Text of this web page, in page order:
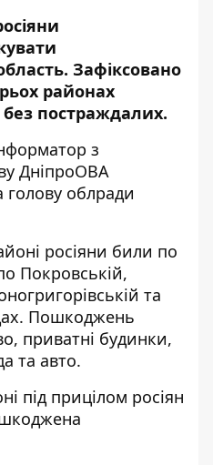
Зафіксовано
районах
без постраждалих.
з
ДніпроОВА
голову облради
росіяни били по
Покровській,
та
Пошкоджень
приватні будинки,
та авто.
під прицілом росіян